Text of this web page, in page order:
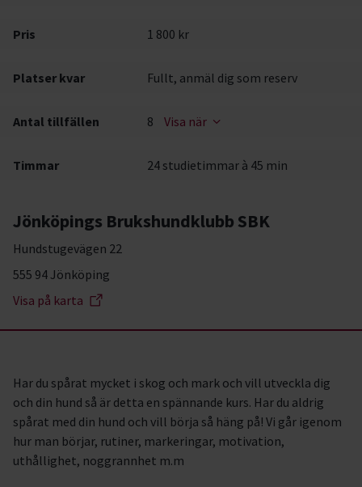
Pris 1 800 kr
Platser kvar Fullt, anmäl dig som reserv
Antal tillfällen 8 Visa när
Timmar 24 studietimmar à 45 min
Jönköpings Brukshundklubb SBK
Hundstugevägen 22
555 94 Jönköping
Visa på karta
Har du spårat mycket i skog och mark och vill utveckla dig
och din hund så är detta en spännande kurs. Har du aldrig
spårat med din hund och vill börja så häng på! Vi går igenom
hur man börjar, rutiner, markeringar, motivation,
uthållighet, noggrannhet m.m